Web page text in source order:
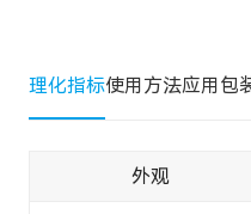
理化指标使用方法应用 包
外观